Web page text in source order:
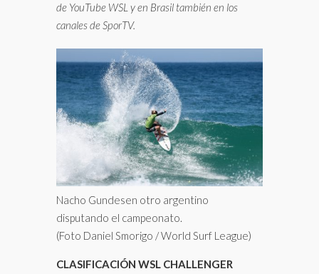
de YouTube WSL y en Brasil también en los
canales de SporTV.
Nacho Gundesen otro argentino
disputando el campeonato.
(Foto Daniel Smorigo / World Surf League)
CLASIFICACIÓN WSL CHALLENGER